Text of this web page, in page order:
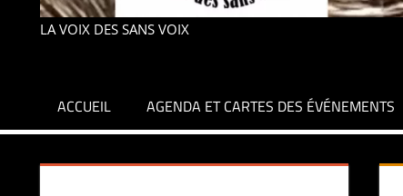
LA VOIX DES SANS VOIX
ACCUEIL AGENDA ET CARTES DES ÉVÉNEMENTS